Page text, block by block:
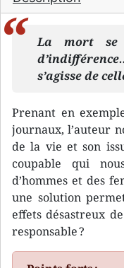
La mort se
s’agisse de
Prenant en
journaux, l’auteur
de la vie et son
coupable qui
d’hommes et des
une solution
effets désastreux
responsable ?